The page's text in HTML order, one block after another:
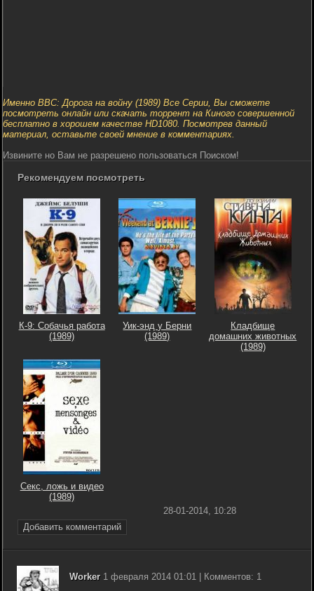
Именно BBC: Дорога на войну (1989) Все Серии, Вы сможете
посмотреть онлайн или скачать торрент на Киного совершенной
бесплатно в хорошем качестве HD1080. Посмотрев данный
материал, оставьте своей мнение в комментариях.
Извините но Вам не разрешено пользоваться Поиском!
Рекомендуем посмотреть
К-9: Собачья работа
(1989)
Уик-энд у Берни
(1989)
Кладбище
домашних животных
(1989)
Секс, ложь и видео
(1989)
Добавить комментарий
28-01-2014, 10:28
Worker1 февраля 2014 01:01 | Комментов: 1